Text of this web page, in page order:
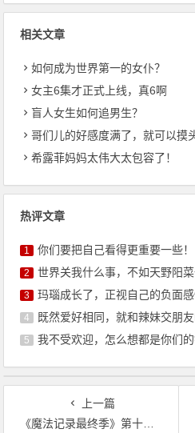
相关文章
如何成为世界第一的女仆？
女主6集才正式上线，真6啊
盲人女生如何追男生？
哥们儿的好感度满了，就可以摸
希露菲妈妈太伟大太包容了！
热评文章
1 你们要把自己看得更重要一些！
2 世界关我什么事，不如天野阳
3 玛瑙成长了，正视自己的负面
4 既然爱好相同，就和辣妹交朋
5 我不受欢迎，怎么想都是你们的
上一篇
《魔法记录最终季》第十二话，实属罕见，中日网友齐心协力喷它